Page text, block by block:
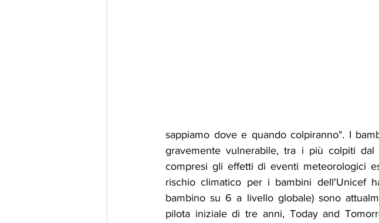
sappiamo dove e quando colpiranno". I
gravemente vulnerabile, tra i più colpiti
compresi gli effetti di eventi meteorologici
rischio climatico per i bambini dell'Unicef
bambino su 6 a livello globale) sono
pilota iniziale di tre anni, Today and